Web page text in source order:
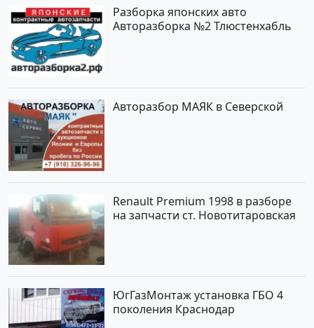
Разборка японских авто
Авторазборка №2 Тлюстенхабль
Авторазбор МАЯК в Северской
Renault Premium 1998 в разборе
на запчасти ст. Новотитаровская
ЮгГазМонтаж установка ГБО 4
поколения Краснодар